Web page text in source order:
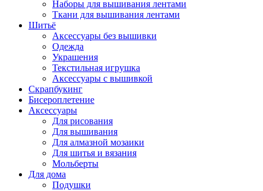
Наборы для вышивания лентами
Ткани для вышивания лентами
Шитьё
Аксессуары без вышивки
Одежда
Украшения
Текстильная игрушка
Аксессуары с вышивкой
Скрапбукинг
Бисероплетение
Аксессуары
Для рисования
Для вышивания
Для алмазной мозаики
Для шитья и вязания
Мольберты
Для дома
Подушки